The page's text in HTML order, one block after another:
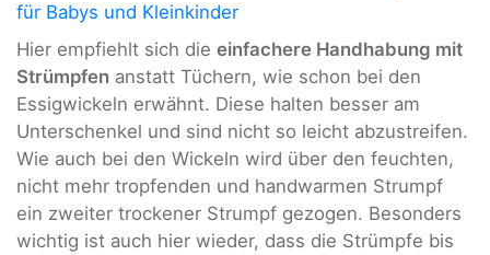
für Babys und Kleinkinder
Hier empfiehlt sich die einfachere Handhabung mit
Strümpfen anstatt Tüchern, wie schon bei den
Essigwickeln erwähnt. Diese halten besser am
Unterschenkel und sind nicht so leicht abzustreifen.
Wie auch bei den Wickeln wird über den feuchten,
nicht mehr tropfenden und handwarmen Strumpf
ein zweiter trockener Strumpf gezogen. Besonders
wichtig ist auch hier wieder, dass die Strümpfe bis